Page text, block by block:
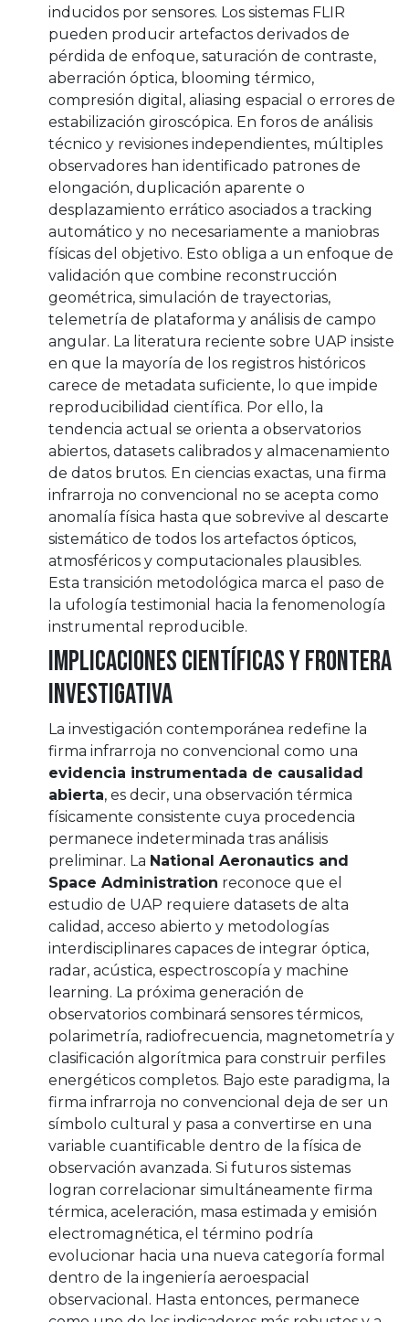
inducidos por sensores. Los sistemas FLIR
pueden producir artefactos derivados de
pérdida de enfoque, saturación de contraste,
aberración óptica, blooming térmico,
compresión digital, aliasing espacial o errores de
estabilización giroscópica. En foros de análisis
técnico y revisiones independientes, múltiples
observadores han identificado patrones de
elongación, duplicación aparente o
desplazamiento errático asociados a tracking
automático y no necesariamente a maniobras
físicas del objetivo. Esto obliga a un enfoque de
validación que combine reconstrucción
geométrica, simulación de trayectorias,
telemetría de plataforma y análisis de campo
angular. La literatura reciente sobre UAP insiste
en que la mayoría de los registros históricos
carece de metadata suficiente, lo que impide
reproducibilidad científica. Por ello, la
tendencia actual se orienta a observatorios
abiertos, datasets calibrados y almacenamiento
de datos brutos. En ciencias exactas, una firma
infrarroja no convencional no se acepta como
anomalía física hasta que sobrevive al descarte
sistemático de todos los artefactos ópticos,
atmosféricos y computacionales plausibles.
Esta transición metodológica marca el paso de
la ufología testimonial hacia la fenomenología
instrumental reproducible.
Implicaciones científicas y frontera
investigativa
La investigación contemporánea redefine la
firma infrarroja no convencional como una
evidencia instrumentada de causalidad
abierta, es decir, una observación térmica
físicamente consistente cuya procedencia
permanece indeterminada tras análisis
preliminar. La National Aeronautics and
Space Administration reconoce que el
estudio de UAP requiere datasets de alta
calidad, acceso abierto y metodologías
interdisciplinares capaces de integrar óptica,
radar, acústica, espectroscopía y machine
learning. La próxima generación de
observatorios combinará sensores térmicos,
polarimetría, radiofrecuencia, magnetometría y
clasificación algorítmica para construir perfiles
energéticos completos. Bajo este paradigma, la
firma infrarroja no convencional deja de ser un
símbolo cultural y pasa a convertirse en una
variable cuantificable dentro de la física de
observación avanzada. Si futuros sistemas
logran correlacionar simultáneamente firma
térmica, aceleración, masa estimada y emisión
electromagnética, el término podría
evolucionar hacia una nueva categoría formal
dentro de la ingeniería aeroespacial
observacional. Hasta entonces, permanece